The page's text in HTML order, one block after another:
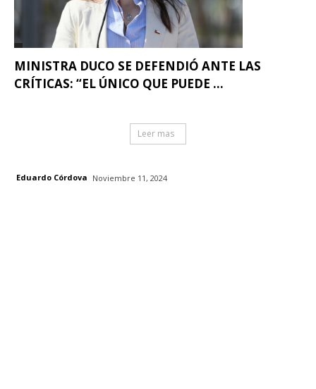
MINISTRA DUCO SE DEFENDIÓ ANTE LAS
CRÍTICAS: “EL ÚNICO QUE PUEDE ...
Leer mas
Eduardo Córdova Noviembre 11, 2024